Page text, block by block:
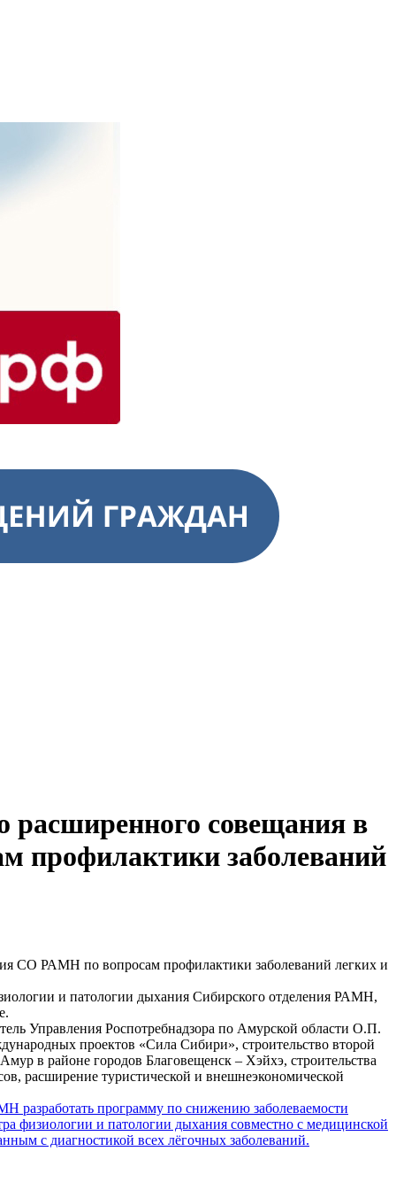
расширенного совещания в
заболеваний
СО РАМН по вопросам профилактики заболеваний легких и
и патологии дыхания Сибирского отделения РАМН,
Управления Роспотребнадзора по Амурской области О.П.
проектов «Сила Сибири», строительство второй
в районе городов Благовещенск – Хэйхэ, строительства
расширение туристической и внешнеэкономической
программу по снижению заболеваемости
физиологии и патологии дыхания совместно с медицинской
с диагностикой всех лёгочных заболеваний.